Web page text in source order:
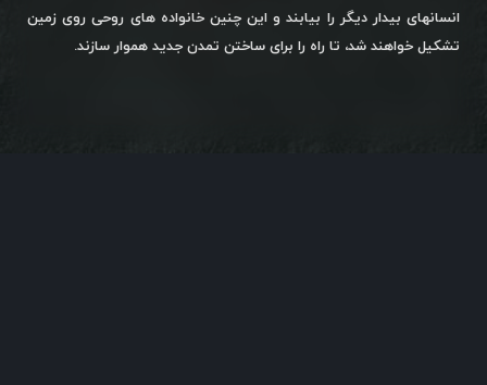
انسانهای بیدار دیگر را بیابند و این چنین خانواده های روحی روی زمین
تشکیل خواهند شد، تا راه را برای ساختن تمدن جدید هموار سازند.